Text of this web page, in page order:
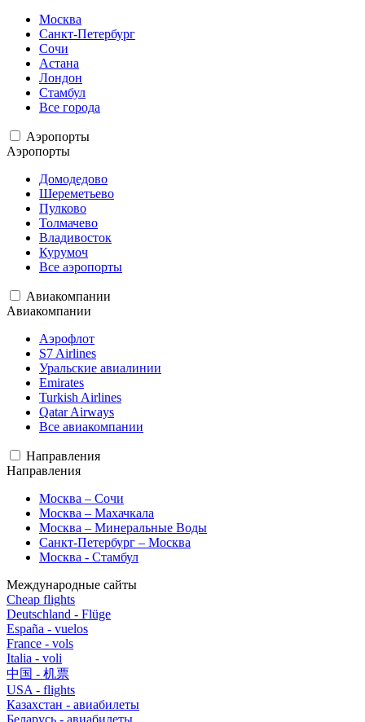
Москва
Санкт-Петербург
Сочи
Астана
Лондон
Стамбул
Все города
Аэропорты
Аэропорты
Домодедово
Шереметьево
Пулково
Толмачево
Владивосток
Курумоч
Все аэропорты
Авиакомпании
Авиакомпании
Аэрофлот
S7 Airlines
Уральские авиалинии
Emirates
Turkish Airlines
Qatar Airways
Все авиакомпании
Направления
Направления
Москва – Сочи
Москва – Махачкала
Москва – Минеральные Воды
Санкт-Петербург – Москва
Москва - Стамбул
Международные сайты
Cheap flights
Deutschland - Flüge
España - vuelos
France - vols
Italia - voli
中国 - 机票
USA - flights
Казахстан - авиабилеты